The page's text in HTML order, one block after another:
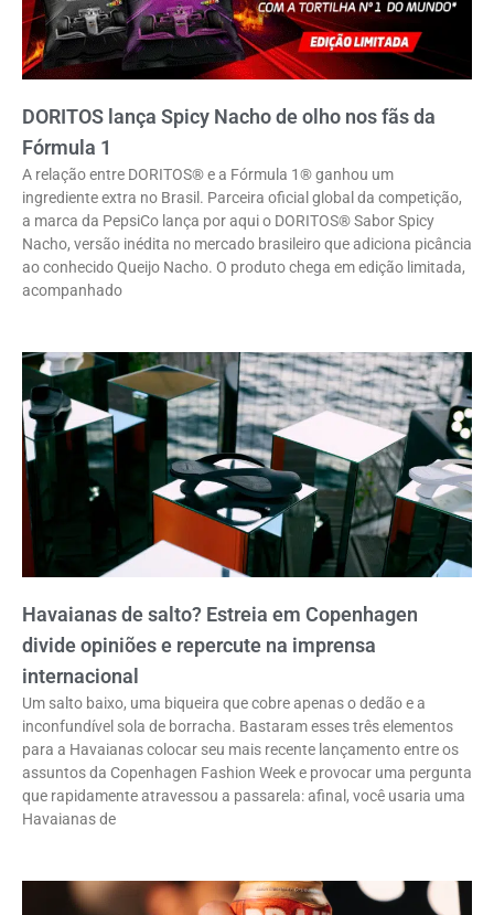
DORITOS lança Spicy Nacho de olho nos fãs da
Fórmula 1
A relação entre DORITOS® e a Fórmula 1® ganhou um
ingrediente extra no Brasil. Parceira oficial global da competição,
a marca da PepsiCo lança por aqui o DORITOS® Sabor Spicy
Nacho, versão inédita no mercado brasileiro que adiciona picância
ao conhecido Queijo Nacho. O produto chega em edição limitada,
acompanhado
Havaianas de salto? Estreia em Copenhagen
divide opiniões e repercute na imprensa
internacional
Um salto baixo, uma biqueira que cobre apenas o dedão e a
inconfundível sola de borracha. Bastaram esses três elementos
para a Havaianas colocar seu mais recente lançamento entre os
assuntos da Copenhagen Fashion Week e provocar uma pergunta
que rapidamente atravessou a passarela: afinal, você usaria uma
Havaianas de